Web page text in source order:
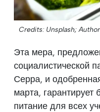
Credits: Unsplash;
Эта мера,
социалистической
Серра, и
марта, гарантирует
питание для всех